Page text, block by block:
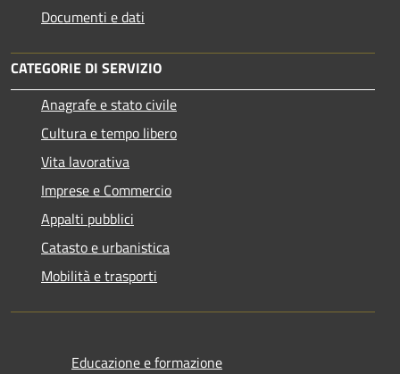
Documenti e dati
CATEGORIE DI SERVIZIO
Anagrafe e stato civile
Cultura e tempo libero
Vita lavorativa
Imprese e Commercio
Appalti pubblici
Catasto e urbanistica
Mobilità e trasporti
Educazione e formazione